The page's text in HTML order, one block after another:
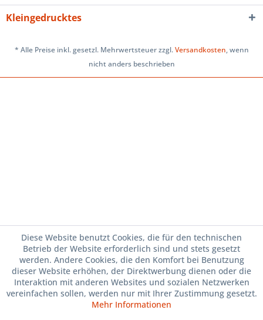
Kleingedrucktes
* Alle Preise inkl. gesetzl. Mehrwertsteuer zzgl.Versandkosten, wenn
nicht anders beschrieben
Diese Website benutzt Cookies, die für den technischen
Betrieb der Website erforderlich sind und stets gesetzt
werden. Andere Cookies, die den Komfort bei Benutzung
dieser Website erhöhen, der Direktwerbung dienen oder die
Interaktion mit anderen Websites und sozialen Netzwerken
vereinfachen sollen, werden nur mit Ihrer Zustimmung gesetzt.
Mehr Informationen